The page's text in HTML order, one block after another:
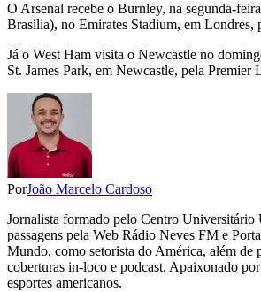
O Arsenal recebe o Burnley, na segunda-
Brasília), no Emirates Stadium, em Londres,
Já o West Ham visita o Newcastle no
St. James Park, em Newcastle, pela Premier
PorJoão Marcelo Cardoso
Jornalista formado pelo Centro
passagens pela Web Rádio Neves FM e
Mundo, como setorista do América, além de
coberturas in-loco e podcast. Apaixonado
esportes americanos.